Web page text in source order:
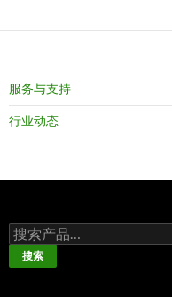
服务与支持
行业动态
搜
索：
搜索